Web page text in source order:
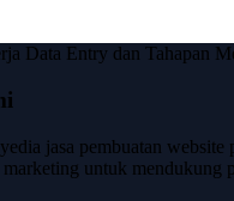
Data Entry dan Tahapan
jasa pembuatan website
untuk mendukung